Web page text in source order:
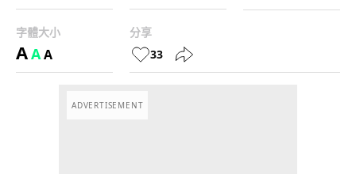
字體大小
AAA
分享
33
ADVERTISEMENT